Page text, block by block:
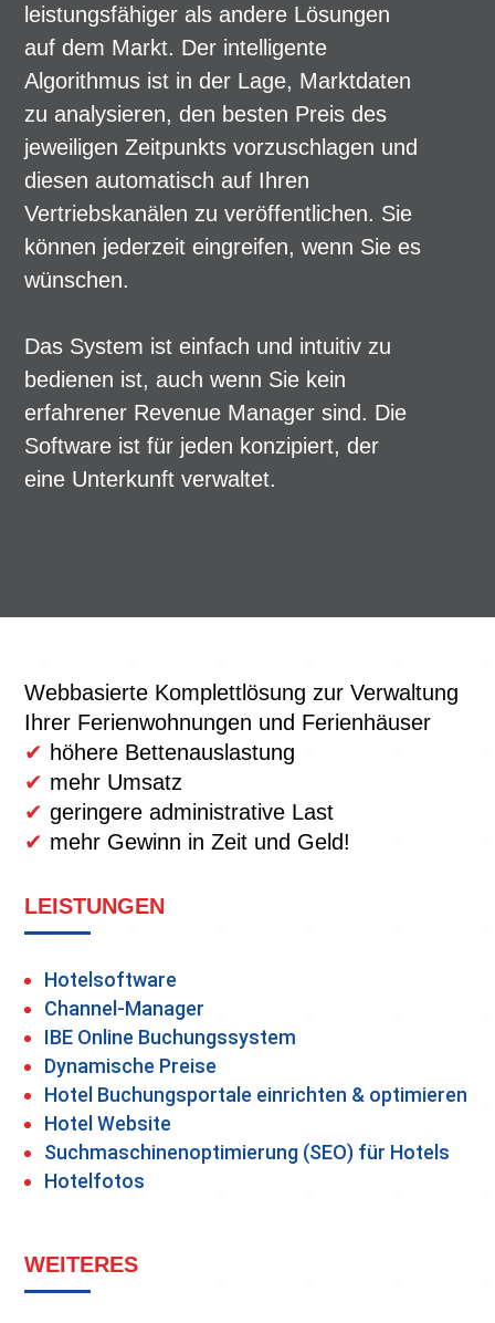
leistungsfähiger als andere Lösungen
auf dem Markt. Der intelligente
Algorithmus ist in der Lage, Marktdaten
zu analysieren, den besten Preis des
jeweiligen Zeitpunkts vorzuschlagen und
diesen automatisch auf Ihren
Vertriebskanälen zu veröffentlichen. Sie
können jederzeit eingreifen, wenn Sie es
wünschen.
Das System ist einfach und intuitiv zu
bedienen ist, auch wenn Sie kein
erfahrener Revenue Manager sind. Die
Software ist für jeden konzipiert, der
eine Unterkunft verwaltet.
Webbasierte Komplettlösung zur Verwaltung
Ihrer Ferienwohnungen und Ferienhäuser
✔ höhere Bettenauslastung
✔ mehr Umsatz
✔ geringere administrative Last
✔ mehr Gewinn in Zeit und Geld!
LEISTUNGEN
Hotelsoftware
Channel-Manager
IBE Online Buchungssystem
Dynamische Preise
Hotel Buchungsportale einrichten & optimieren
Hotel Website
Suchmaschinenoptimierung (SEO) für Hotels
Hotelfotos
WEITERES